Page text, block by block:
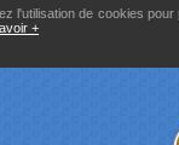
l'utilisation de cookies
+